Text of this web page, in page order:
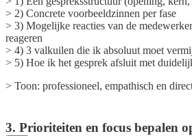
> 2) Concrete voorbeeldzinnen per fase
> 3) Mogelijke reacties van de
reageren
> 4) 3 valkuilen die ik absoluut moet
> 5) Hoe ik het gesprek afsluit met
> Toon: professioneel, empathisch en
3. Prioriteiten en focus bepalen